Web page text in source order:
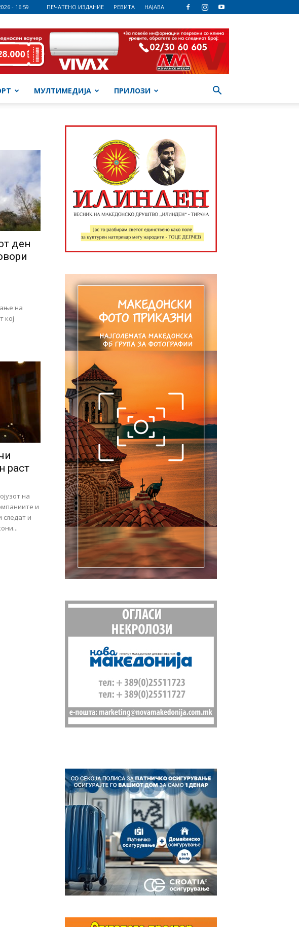
- 16:59 ПЕЧАТЕНО ИЗДАНИЕ РЕВИТА НАЈАВА
МУЛТИМЕДИЈА ПРИЛОЗИ
ден
на
кој
раст
на
и
следат и